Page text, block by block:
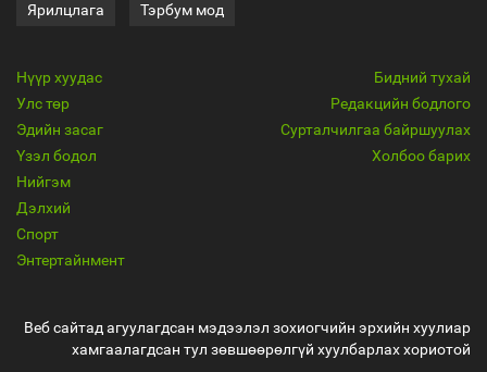
Ярилцлага Тэрбум мод
Нүүр хуудас
Улс төр
Эдийн засаг
Үзэл бодол
Нийгэм
Дэлхий
Спорт
Энтертайнмент
Бидний тухай
Редакцийн бодлого
Сурталчилгаа байршуулах
Холбоо барих
Веб сайтад агуулагдсан мэдээлэл зохиогчийн эрхийн хуулиар
хамгаалагдсан тул зөвшөөрөлгүй хуулбарлах хориотой